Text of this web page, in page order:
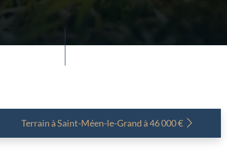
Terrain àSaint-Méen-le-Grand à 46 000 €